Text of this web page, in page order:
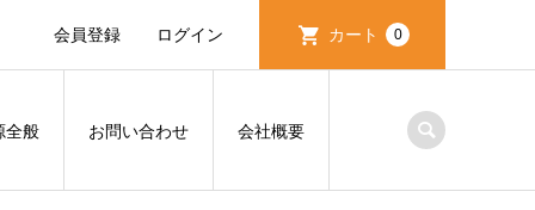
会員登録 ログイン カート 0
全般 お問い合わせ 会社概要